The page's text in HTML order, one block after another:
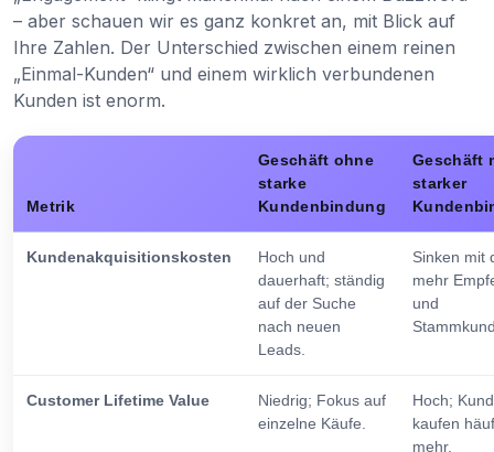
– aber schauen wir es ganz konkret an, mit Blick auf
Ihre Zahlen. Der Unterschied zwischen einem reinen
„Einmal-Kunden“ und einem wirklich verbundenen
Kunden ist enorm.
Metrik
Geschäft ohne
starke
Kundenbindung
Geschäft
starker
Kundenakquisitionskosten
Hoch und
dauerhaft; ständig
auf der Suche
nach neuen
Leads.
Sinken mit
mehr
und
Customer Lifetime Value
Niedrig; Fokus auf
einzelne Käufe.
Hoch;
kaufen
mehr.